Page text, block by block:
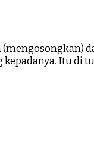
(mengosongkan)
kepadanya. Itu di